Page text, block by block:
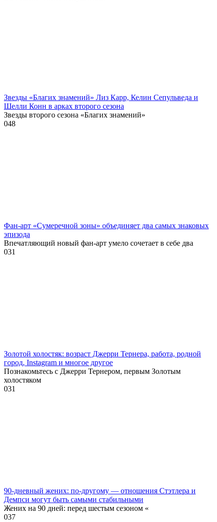
Звезды «Благих знамений» Лиз Карр, Келин Сепульведа и
Шелли Конн в арках второго сезона
Звезды второго сезона «Благих знамений»
048
Фан-арт «Сумеречной зоны» объединяет два самых знаковых
эпизода
Впечатляющий новый фан-арт умело сочетает в себе два
031
Золотой холостяк: возраст Джерри Тернера, работа, родной
город, Instagram и многое другое
Познакомьтесь с Джерри Тернером, первым Золотым
холостяком
031
90-дневный жених: по-другому — отношения Стэтлера и
Демпси могут быть самыми стабильными
Жених на 90 дней: перед шестым сезоном «
037